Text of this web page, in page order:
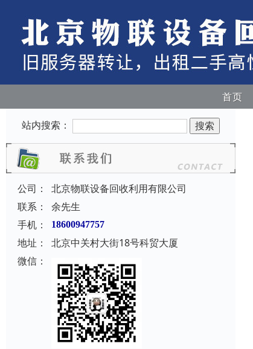
首页
站内搜索：
公司：
北京物联设备回收利用有限公司
联系：
余先生
手机：
18600947757
地址：
北京中关村大街18号科贸大厦
微信：